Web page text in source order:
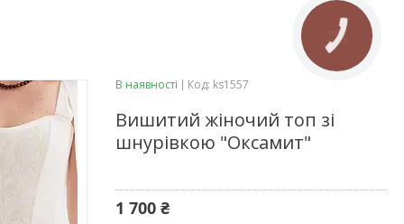
В наявності Код: ks1557
Вишитий жіночий топ зі
шнурівкою "Оксамит"
1 700 ₴
КНОПКА
ЗВ'ЯЗКУ